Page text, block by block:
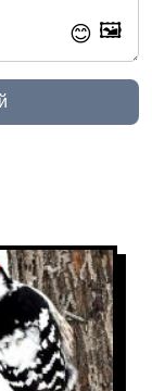
😊 🖼️